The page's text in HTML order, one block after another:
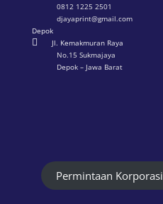
0812 1225 2501
djayaprint@gmail.com
Depok

Jl. Kemakmuran Raya
No.15 Sukmajaya
Depok – Jawa Barat
Permintaan Korporasi